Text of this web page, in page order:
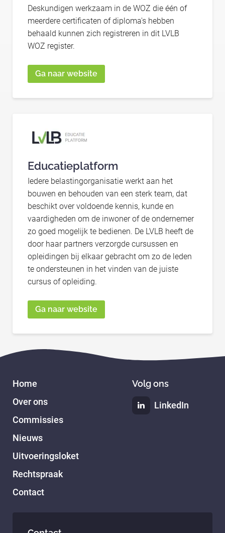
Deskundigen werkzaam in de WOZ die één of
meerdere certificaten of diploma's hebben
behaald kunnen zich registreren in dit LVLB
WOZ register.
Ga naar website
Educatieplatform
Iedere belastingorganisatie werkt aan het
bouwen en behouden van een sterk team, dat
beschikt over voldoende kennis, kunde en
vaardigheden om de inwoner of de ondernemer
zo goed mogelijk te bedienen. De LVLB heeft de
door haar partners verzorgde cursussen en
opleidingen bij elkaar gebracht om zo de leden
te ondersteunen in het vinden van de juiste
cursus of opleiding.
Ga naar website
Home
Over ons
Commissies
Nieuws
Uitvoeringsloket
Rechtspraak
Contact
Volg ons
LinkedIn